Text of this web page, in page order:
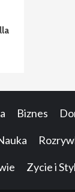
Biznes
Zycie i Styl